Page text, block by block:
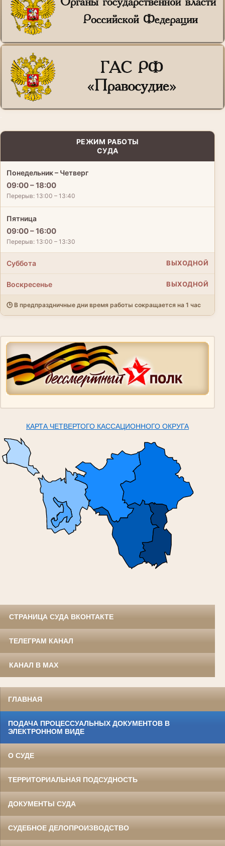
РЕЖИМ РАБОТЫ
СУДА
Понедельник – Четверг
09:00 – 18:00
Перерыв: 13:00 – 13:40
Пятница
09:00 – 16:00
Перерыв: 13:00 – 13:30
Суббота ВЫХОДНОЙ
Воскресенье ВЫХОДНОЙ
🕒 В предпраздничные дни время работы сокращается на 1 час
КАРТА ЧЕТВЕРТОГО КАССАЦИОННОГО ОКРУГА
СТРАНИЦА СУДА ВКОНТАКТЕ
ТЕЛЕГРАМ КАНАЛ
КАНАЛ В MAX
ГЛАВНАЯ
ПОДАЧА ПРОЦЕССУАЛЬНЫХ ДОКУМЕНТОВ В
ЭЛЕКТРОННОМ ВИДЕ
О СУДЕ
ТЕРРИТОРИАЛЬНАЯ ПОДСУДНОСТЬ
ДОКУМЕНТЫ СУДА
СУДЕБНОЕ ДЕЛОПРОИЗВОДСТВО